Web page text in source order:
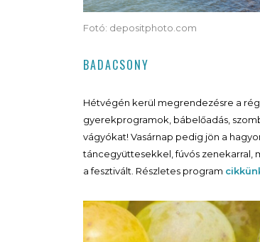
Fotó: depositphoto.com
BADACSONY
Hétvégén kerül megrendezésre a
gyerekprogramok, bábelőadás,
vágyókat! Vasárnap pedig jön a
táncegyüttesekkel, fúvós zenekarral,
a fesztivált. Részletes program